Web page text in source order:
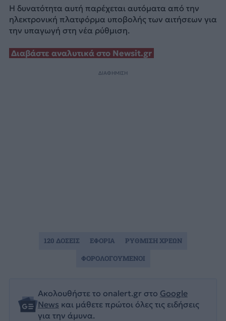
Η δυνατότητα αυτή παρέχεται αυτόματα από την
ηλεκτρονική πλατφόρμα υποβολής των αιτήσεων για
την υπαγωγή στη νέα ρύθμιση.
Διαβάστε αναλυτικά στο Newsit.gr
ΔΙΑΦΗΜΙΣΗ
Ακολουθήστε το onalert.gr στο Google
News και μάθετε πρώτοι όλες τις ειδήσεις
για την άμυνα.
120 ΔΟΣΕΙΣ ΕΦΟΡΙΑ
ΡΥΘΜΙΣΗ ΧΡΕΩΝ
ΦΟΡΟΛΟΓΟΥΜΕΝΟΙ